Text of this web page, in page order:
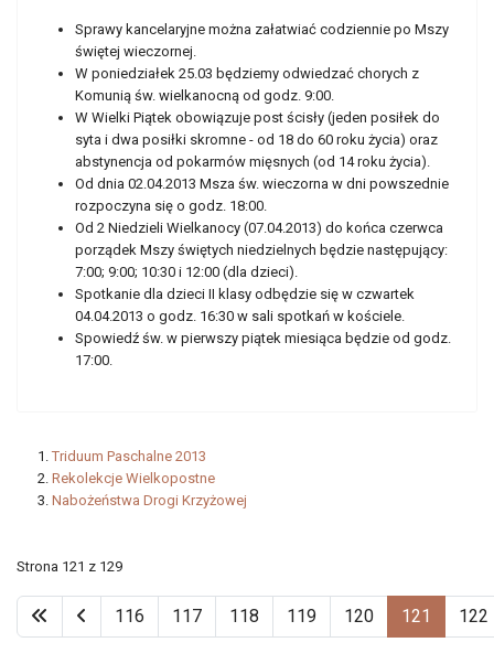
Sprawy kancelaryjne można załatwiać codziennie po Mszy
świętej wieczornej.
W poniedziałek 25.03 będziemy odwiedzać chorych z
Komunią św. wielkanocną od godz. 9:00.
W Wielki Piątek obowiązuje post ścisły (jeden posiłek do
syta i dwa posiłki skromne - od 18 do 60 roku życia) oraz
abstynencja od pokarmów mięsnych (od 14 roku życia).
Od dnia 02.04.2013 Msza św. wieczorna w dni powszednie
rozpoczyna się o godz. 18:00.
Od 2 Niedzieli Wielkanocy (07.04.2013) do końca czerwca
porządek Mszy świętych niedzielnych będzie następujący:
7:00; 9:00; 10:30 i 12:00 (dla dzieci).
Spotkanie dla dzieci II klasy odbędzie się w czwartek
04.04.2013 o godz. 16:30 w sali spotkań w kościele.
Spowiedź św. w pierwszy piątek miesiąca będzie od godz.
17:00.
Triduum Paschalne 2013
Rekolekcje Wielkopostne
Nabożeństwa Drogi Krzyżowej
Strona 121 z 129
116 117 118 119 120 121 122